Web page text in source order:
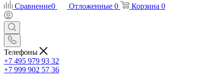
Сравнение0 Отложенные 0 Корзина 0
Телефоны
+7 495 979 93 32
+7 999 902 57 36